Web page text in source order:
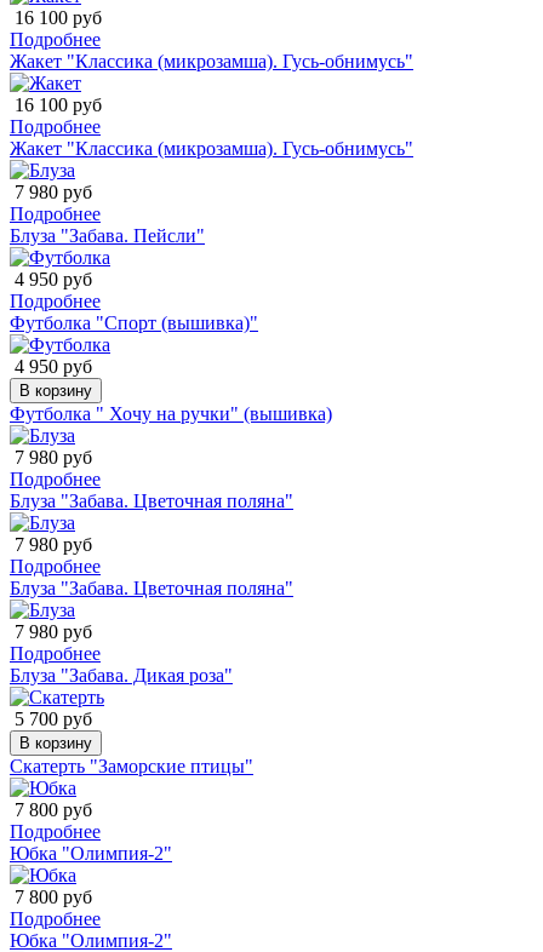
16 100 руб
Подробнее
Жакет "Классика (микрозамша). Гусь-обнимусь"
16 100 руб
Подробнее
Жакет "Классика (микрозамша). Гусь-обнимусь"
7 980 руб
Подробнее
Блуза "Забава. Пейсли"
4 950 руб
Подробнее
Футболка "Спорт (вышивка)"
4 950 руб
В корзину
Футболка " Хочу на ручки" (вышивка)
7 980 руб
Подробнее
Блуза "Забава. Цветочная поляна"
7 980 руб
Подробнее
Блуза "Забава. Цветочная поляна"
7 980 руб
Подробнее
Блуза "Забава. Дикая роза"
5 700 руб
В корзину
Скатерть "Заморские птицы"
7 800 руб
Подробнее
Юбка "Олимпия-2"
7 800 руб
Подробнее
Юбка "Олимпия-2"